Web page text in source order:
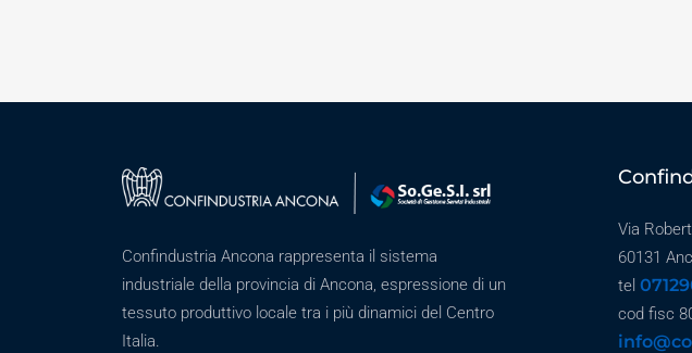
Confindustria Ancona rappresenta il sistema
industriale della provincia di Ancona, espressione di un
tessuto produttivo locale tra i più dinamici del Centro
Italia.
Via
60131
tel
cod fisc